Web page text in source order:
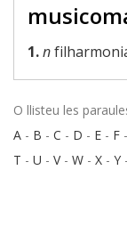
1.n
O llisteu les
A - B - C - D - E - F -
T - U - V- W - X - Y -